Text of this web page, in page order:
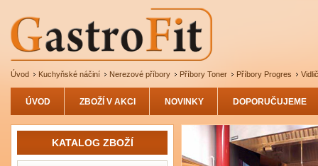
Úvod Kuchyňské náčiní Nerezové příbory Příbory Toner Příbory Progres
ÚVOD ZBOŽÍ V AKCI NOVINKY DOPORUČUJEME
KATALOG ZBOŽÍ